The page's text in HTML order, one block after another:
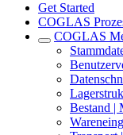
Get Started
COGLAS
COGLAS
Bestand |